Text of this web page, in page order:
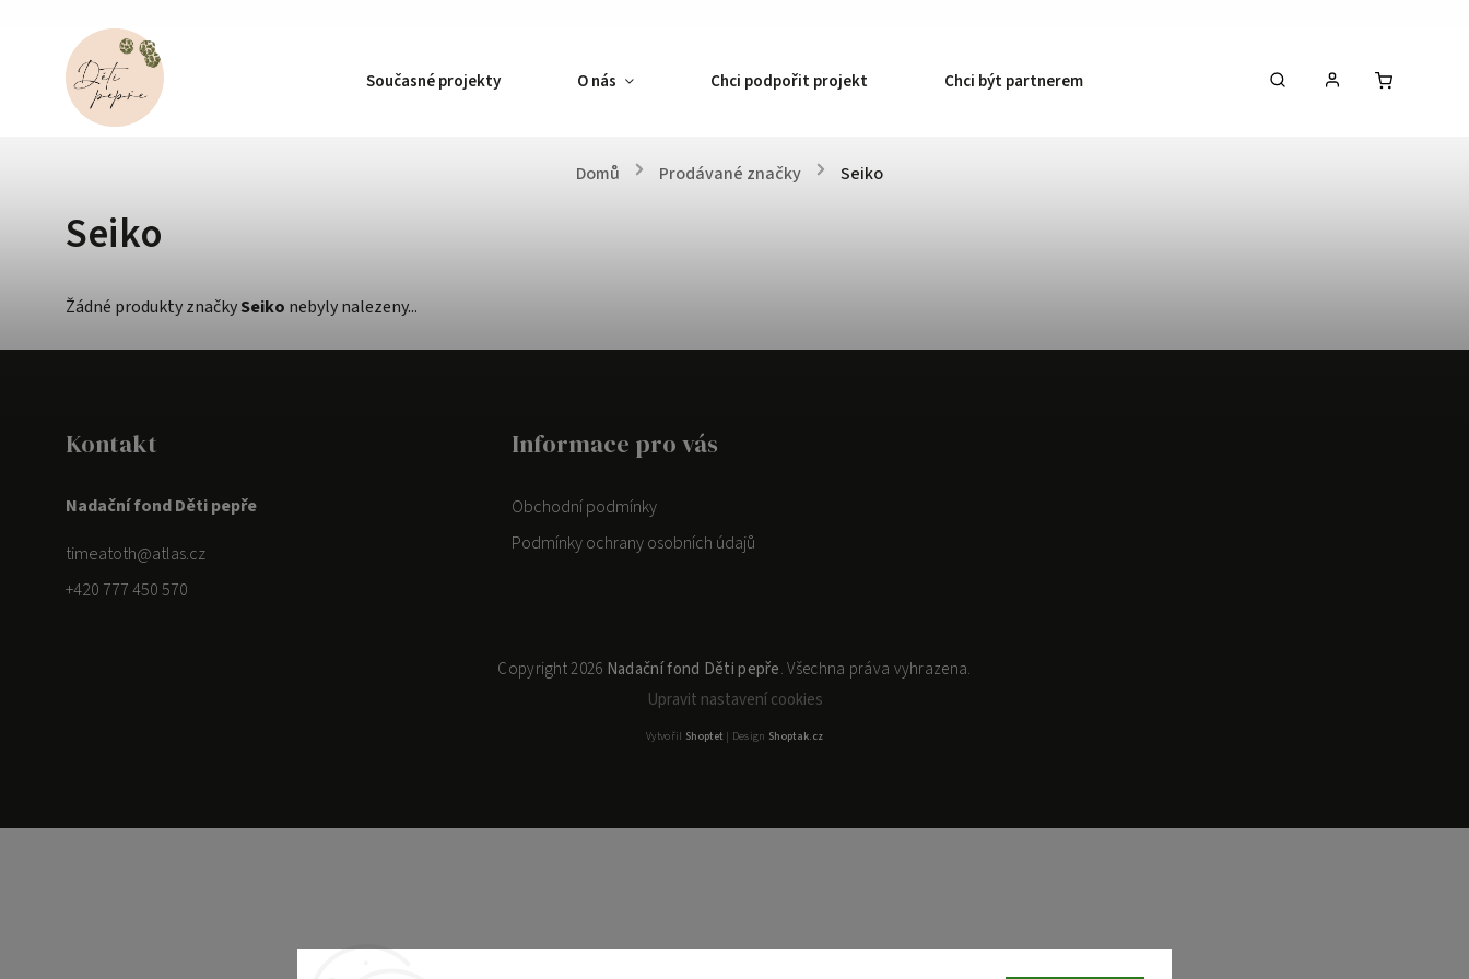
Současné projekty O nás Chci podpořit projekt Chci být partnerem
Domů / Prodávané značky / Seiko
Seiko
Žádné produkty značkySeiko nebyly nalezeny...
Kontakt
Nadační fond Děti pepře
timeatoth@atlas.cz
+420 777 450 570
Informace pro vás
Obchodní podmínky
Podmínky ochrany osobních údajů
Copyright 2026 Nadační fond Děti pepře. Všechna práva vyhrazena.
Upravit nastavení cookies
Vytvořil Shoptet | Design Shoptak.cz